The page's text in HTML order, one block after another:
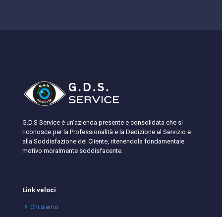
G.D.S Service è un’azienda presente e consolidata che si
riconosce per la Professionalità e la Dedizione al Servizio e
alla Soddisfazione del Cliente, ritenendola fondamentale
motivo moralmente soddisfacente.
Link veloci
Chi siamo